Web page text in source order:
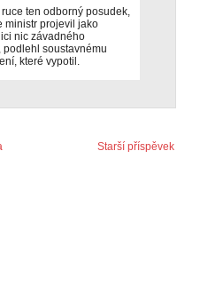
ten odborný posudek,
ministr projevil jako
nic závadného
soustavnému
které vypotil.
Starší příspěvek